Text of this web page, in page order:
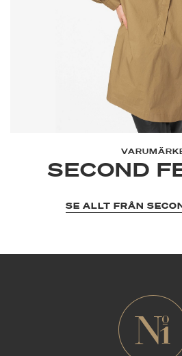
SECOND
SE ALLT FRÅN